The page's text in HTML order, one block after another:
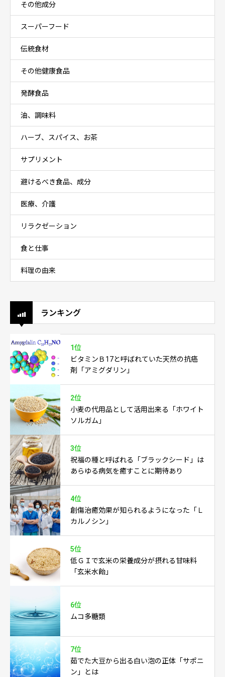
その他成分
スーパーフード
伝統食材
その他健康食品
発酵食品
油、調味料
ハーブ、スパイス、お茶
サプリメント
避けるべき食品、成分
医療、介護
リラクゼーション
食と仕事
料理の由来
ランキング
1位
ビタミンＢ17と呼ばれていた天然の抗癌
剤「アミグダリン」
2位
小麦の代用品として活用出来る「ホワイト
ソルガム」
3位
祝福の種と呼ばれる「ブラックシード」は
あらゆる病気を癒すことに期待あり
4位
創傷治癒効果が知られるようになった「Ｌ
カルノシン」
5位
低ＧＩで玄米の栄養成分が摂れる甘味料
「玄米水飴」
6位
ムコ多糖類
7位
茹でた大豆から出る白い泡の正体「サポニ
ン」とは